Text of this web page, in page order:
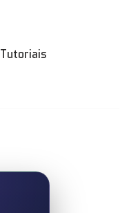
Tutoriais